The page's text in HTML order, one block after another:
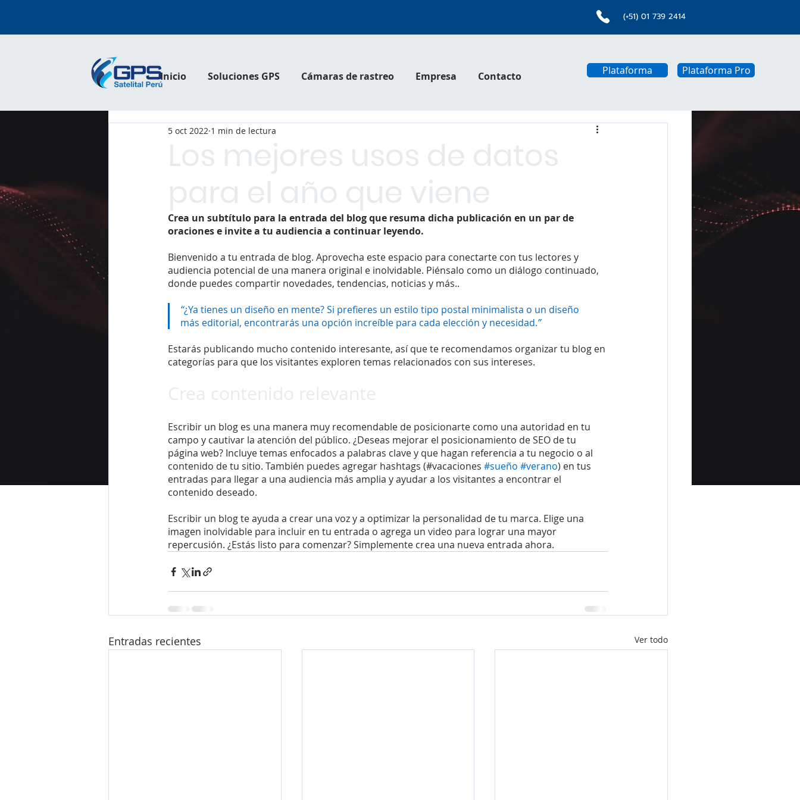
(+51) 01 739 2414
Inicio Soluciones GPS Cámaras de rastreo Empresa Contacto Plataforma Plataforma Pro
5 oct 2022 1 min de lectura
Crea un subtítulo para la entrada del blog que resuma dicha publicación en un par de
oraciones e invite a tu audiencia a continuar leyendo.
Bienvenido a tu entrada de blog. Aprovecha este espacio para conectarte con tus lectores y
audiencia potencial de una manera original e inolvidable. Piénsalo como un diálogo continuado,
donde puedes compartir novedades, tendencias, noticias y más..
“¿Ya tienes un diseño en mente? Si prefieres un estilo tipo postal minimalista o un diseño
más editorial, encontrarás una opción increíble para cada elección y necesidad.”
Estarás publicando mucho contenido interesante, así que te recomendamos organizar tu blog en
categorías para que los visitantes exploren temas relacionados con sus intereses.
Escribir un blog es una manera muy recomendable de posicionarte como una autoridad en tu
campo y cautivar la atención del público. ¿Deseas mejorar el posicionamiento de SEO de tu
página web? Incluye temas enfocados a palabras clave y que hagan referencia a tu negocio o al
contenido de tu sitio. También puedes agregar hashtags (#vacaciones #sueño #verano) en tus
entradas para llegar a una audiencia más amplia y ayudar a los visitantes a encontrar el
contenido deseado.
Escribir un blog te ayuda a crear una voz y a optimizar la personalidad de tu marca. Elige una
imagen inolvidable para incluir en tu entrada o agrega un video para lograr una mayor
repercusión. ¿Estás listo para comenzar? Simplemente crea una nueva entrada ahora.
Entradas recientes Ver todo